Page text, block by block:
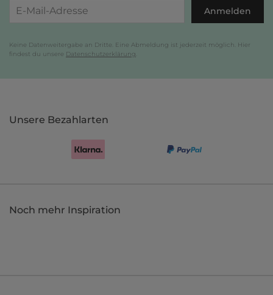
Anmelden
Keine Datenweitergabe an Dritte. Eine Abmeldung ist jederzeit möglich. Hier
findest du unsere Datenschutzerklärung
Unsere Bezahlarten
Noch mehr Inspiration